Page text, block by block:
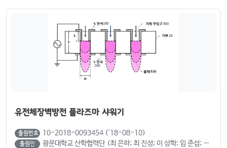
유전체장벽방전 플라즈마 샤워기
출원번호 10-2018-0093454 ('18-08-10)
출원인 광운대학교 산학협력단 (최 은하; 최 진성; 이 상학; 임 준섭; 기 세훈)